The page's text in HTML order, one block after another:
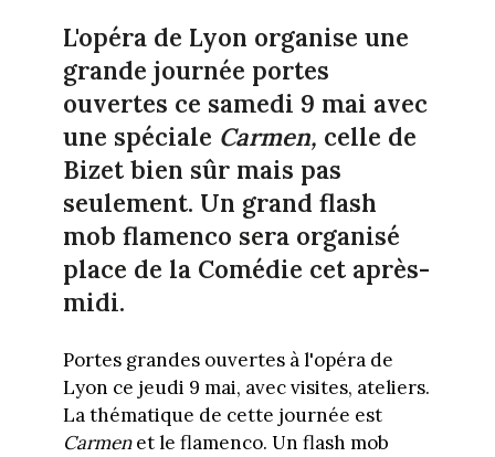
L'opéra de Lyon organise une
grande journée portes
ouvertes ce samedi 9 mai avec
une spéciale Carmen, celle de
Bizet bien sûr mais pas
seulement. Un grand flash
mob flamenco sera organisé
place de la Comédie cet après-
midi.
Portes grandes ouvertes à l'opéra de
Lyon ce jeudi 9 mai, avec visites, ateliers.
La thématique de cette journée est
Carmenet le flamenco. Un flash mob